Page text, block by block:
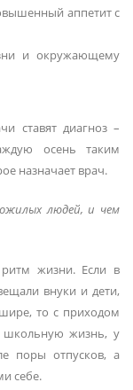
аппетит с
и окружающему
ставят диагноз –
осень таким
назначает врач.
людей, и чем
жизни. Если в
внуки и дети,
то с приходом
школьную жизнь, у
поры отпусков, а
себе.